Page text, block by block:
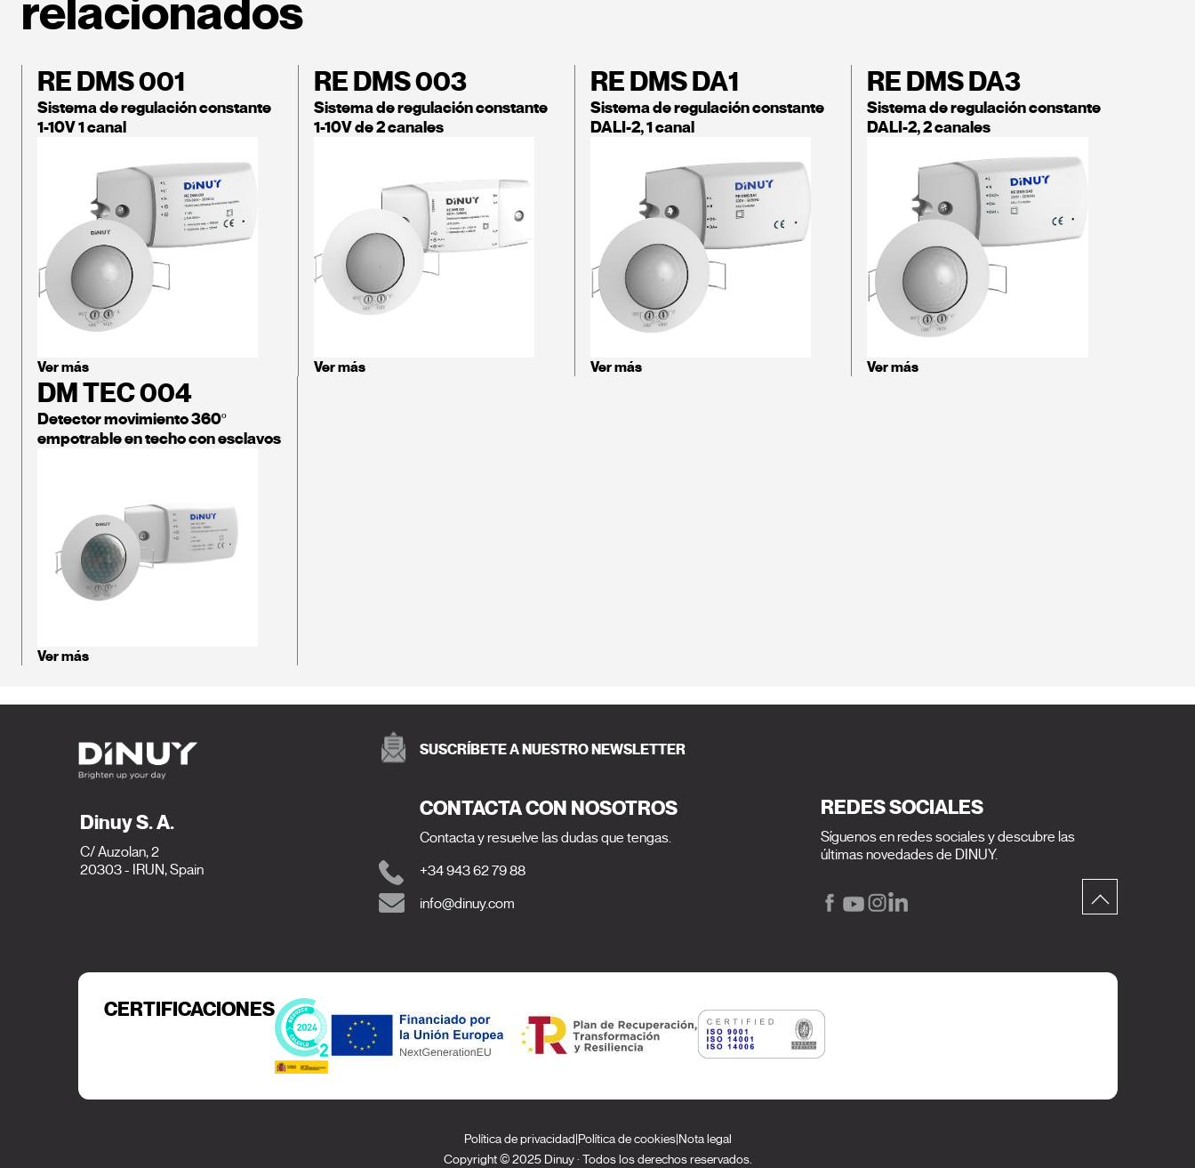
relacionados
RE DMS 001
Sistema de regulación constante
1-10V 1 canal
Ver más
RE DMS 003
Sistema de regulación constante
1-10V de 2 canales
Ver más
RE DMS DA1
Sistema de regulación constante
DALI-2, 1 canal
Ver más
RE DMS DA3
Sistema de regulación constante
DALI-2, 2 canales
Ver más
DM TEC 004
Detector movimiento 360º
empotrable en techo con esclavos
Ver más
Dinuy S. A.
C/ Auzolan, 2
20303 - IRUN, Spain
SUSCRÍBETE A NUESTRO NEWSLETTER
CONTACTA CON NOSOTROS
Contacta y resuelve las dudas que tengas.
+34 943 62 79 88
info@dinuy.com
REDES SOCIALES
Síguenos en redes sociales y descubre las
últimas novedades de DINUY.
CERTIFICACIONES
Política de privacidad|Política de cookies|Nota legal
Copyright © 2025 Dinuy · Todos los derechos reservados.